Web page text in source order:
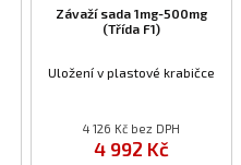
Závaží sada 1mg-500mg
(Třída F1)
Uložení v plastové krabičce
4 126 Kč bez DPH
4 992 Kč